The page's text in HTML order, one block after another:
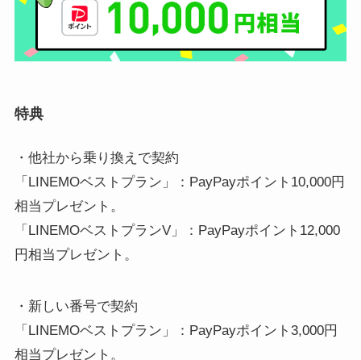
特典
・他社から乗り換えで契約
「LINEMOベストプラン」：PayPayポイント10,000円
相当プレゼント。
「LINEMOベストプランV」：PayPayポイント12,000
円相当プレゼント。
・新しい番号で契約
「LINEMOベストプラン」：PayPayポイント3,000円
相当プレゼント。